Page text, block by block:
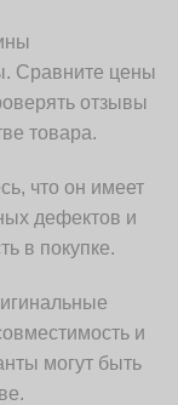
Сравните цены
отзывы
товара.
что он имеет
дефектов и
в покупке.
и
могут быть